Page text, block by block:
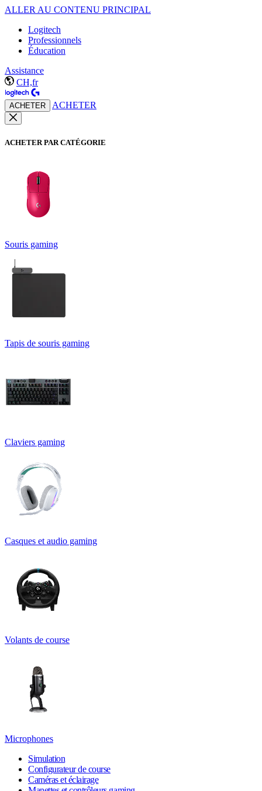
ALLER AU CONTENU PRINCIPAL
Logitech
Professionnels
Éducation
Assistance
CH,fr
ACHETER ACHETER
ACHETER PAR CATÉGORIE
Souris gaming
Tapis de souris gaming
Claviers gaming
Casques et audio gaming
Volants de course
Microphones
Simulation
Configurateur de course
Caméras et éclairage